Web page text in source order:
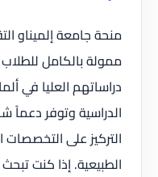
ممولة بالكامل للطلاب
دراساتهم العليا في
الدراسية وتوفر
التركيز على التخصصات
الطبيعية. إذا كنت